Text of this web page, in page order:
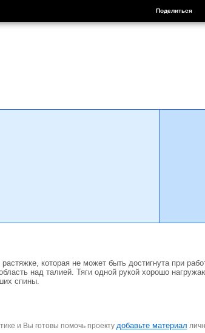
Поделиться
которая не может быть достигнута при
над талией. Тяги одной рукой хорошо
спины.
и Вы готовы помочь проекту добавьте материал